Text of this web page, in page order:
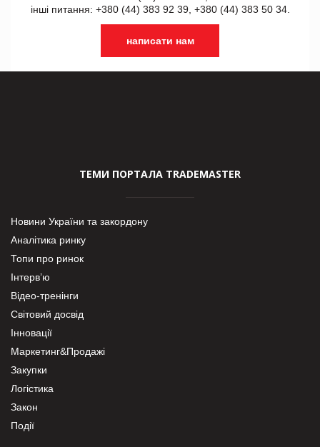
інші питання: +380 (44) 383 92 39, +380 (44) 383 50 34.
написати нам
ТЕМИ ПОРТАЛА TRADEMASTER
Новини України та закордону
Аналітика ринку
Топи про ринок
Інтерв’ю
Відео-тренінги
Світовий досвід
Інновації
Маркетинг&Продажі
Закупки
Логістика
Закон
Події